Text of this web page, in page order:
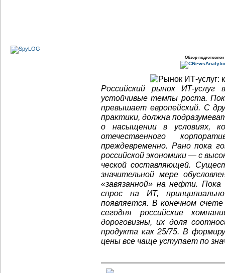
Обзор подготовлен
Российский рынокИТ-услуг
устойчивые темпы роста.
превышает европейский. С
практики, должна
о насыщении в условиях,
отечественного
преждевременно. Рано пока
российской экономики — с
ческой составляющей.
значительной мере
«завязанной» на нефти.
спрос на ИТ,
появляется. В конечном
сегодня российские
дороговизны, их доля
продукта как 25/75. В
цены все чаще уступает по